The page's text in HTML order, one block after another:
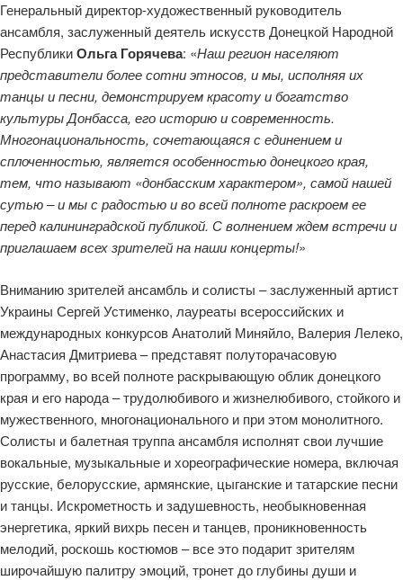
Генеральный директор-художественный руководитель
ансамбля, заслуженный деятель искусств Донецкой Народной
РеспубликиОльга Горячева: «Наш регион населяют
представители более сотни этносов, и мы, исполняя их
танцы и песни, демонстрируем красоту и богатство
культуры Донбасса, его историю и современность.
Многонациональность, сочетающаяся с единением и
сплоченностью, является особенностью донецкого края,
тем, что называют «донбасским характером», самой нашей
сутью – и мы с радостью и во всей полноте раскроем ее
перед калининградской публикой. С волнением ждем встречи и
приглашаем всех зрителей на наши концерты!»
Вниманию зрителей ансамбль и солисты – заслуженный артист
Украины Сергей Устименко, лауреаты всероссийских и
международных конкурсов Анатолий Миняйло, Валерия Лелеко,
Анастасия Дмитриева – представят полуторачасовую
программу, во всей полноте раскрывающую облик донецкого
края и его народа – трудолюбивого и жизнелюбивого, стойкого и
мужественного, многонационального и при этом монолитного.
Солисты и балетная труппа ансамбля исполнят свои лучшие
вокальные, музыкальные и хореографические номера, включая
русские, белорусские, армянские, цыганские и татарские песни
и танцы. Искрометность и задушевность, необыкновенная
энергетика, яркий вихрь песен и танцев, проникновенность
мелодий, роскошь костюмов – все это подарит зрителям
широчайшую палитру эмоций, тронет до глубины души и